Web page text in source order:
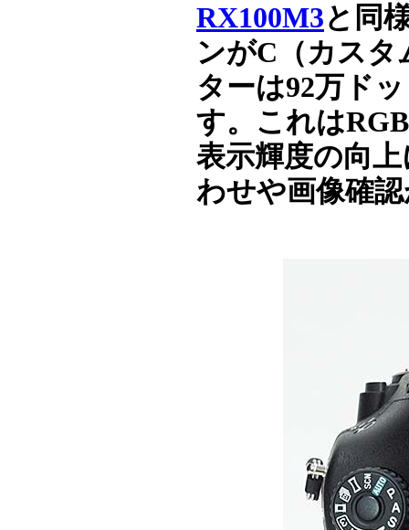
RX100M3と同
ンがC（カス
ターは92万ド
す。これは
表示輝度の向
わせや画像確